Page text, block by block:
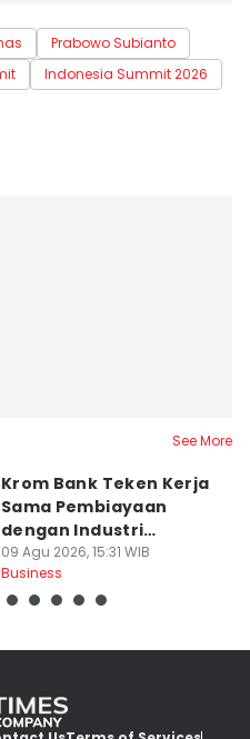
Prabowo Subianto
Indonesia Summit 2026
See More
Krom Bank Teken Kerja
Sama Pembiayaan
dengan Industri
Pergadaian
09 Agu 2026, 15:31 WIB
Business